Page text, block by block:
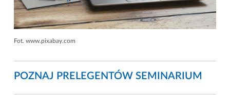
Fot. www.pixabay.com
POZNAJ PRELEGENTÓW SEMINARIUM